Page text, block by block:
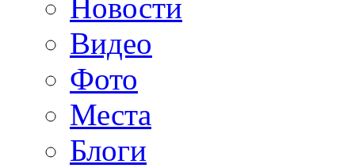
Новости
Видео
Фото
Места
Блоги